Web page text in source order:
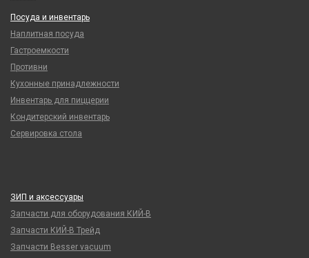
Посуда и инвентарь
Наплитная посуда
Гастроемкости
Противни
Кухонные принадлежности
Инвентарь для пиццерии
Кондитерский инвентарь
Сервировка стола
ЗИП и аксессуары
Запчасти для оборудования КИЙ-В
Запчасти КИЙ-В Трейд
Запчасти Besser vacuum